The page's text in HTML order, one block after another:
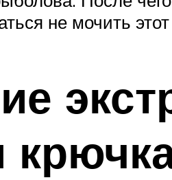
не мочить